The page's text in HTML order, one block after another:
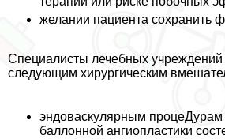
желании пациента сохранить
Специалисты лечебных учреждений
следующим хирургическим
эндоваскулярным процеДypaм
баллонной ангиопластики